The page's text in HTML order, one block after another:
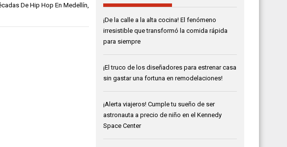
De Hip Hop En Medellín,
¡De la calle a la alta cocina! El fenómeno
irresistible que transformó la comida rápida
para siempre
¡El truco de los diseñadores para estrenar casa
sin gastar una fortuna en remodelaciones!
¡Alerta viajeros! Cumple tu sueño de ser
astronauta a precio de niño en el Kennedy
Space Center